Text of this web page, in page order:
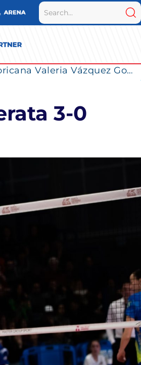
La Numia Vero Volley completa il roster: la schiacciatrice portoricana Valeria Vázquez Gomez è l’ultimo innesto di Milano per la stagione 2026/2027
3-0